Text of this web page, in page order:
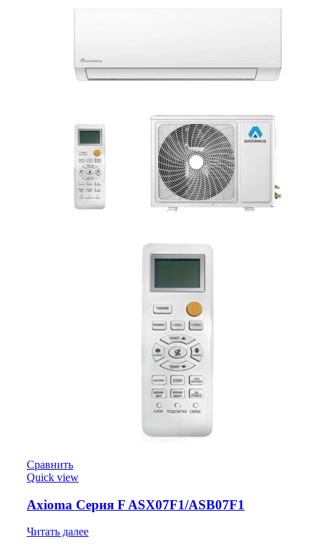
Сравнить
Quick view
Axioma Серия F ASX07F1/ASB07F1
Читать далее